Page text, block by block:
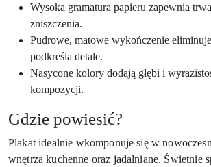
Wysoka gramatura papieru zapewnia
zniszczenia.
Pudrowe, matowe wykończenie
podkreśla detale.
Nasycone kolory dodają głębi i
kompozycji.
Gdzie powiesić?
Plakat idealnie wkomponuje się w
wnętrza kuchenne oraz jadalniane. Świetnie